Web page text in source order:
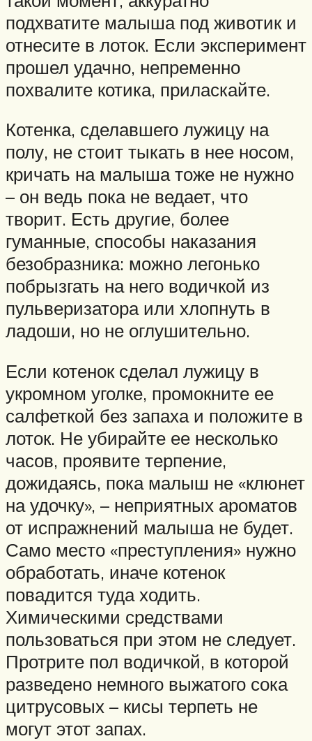
подхватите малыша под животик и
отнесите в лоток. Если эксперимент
прошел удачно, непременно
похвалите котика, приласкайте.
Котенка, сделавшего лужицу на
полу, не стоит тыкать в нее носом,
кричать на малыша тоже не нужно
– он ведь пока не ведает, что
творит. Есть другие, более
гуманные, способы наказания
безобразника: можно легонько
побрызгать на него водичкой из
пульверизатора или хлопнуть в
ладоши, но не оглушительно.
Если котенок сделал лужицу в
укромном уголке, промокните ее
салфеткой без запаха и положите в
лоток. Не убирайте ее несколько
часов, проявите терпение,
дожидаясь, пока малыш не «клюнет
на удочку», – неприятных ароматов
от испражнений малыша не будет.
Само место «преступления» нужно
обработать, иначе котенок
повадится туда ходить.
Химическими средствами
пользоваться при этом не следует.
Протрите пол водичкой, в которой
разведено немного выжатого сока
цитрусовых – кисы терпеть не
могут этот запах.